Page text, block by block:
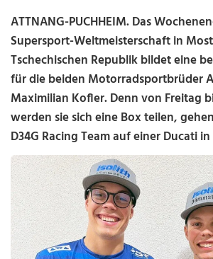
ATTNANG-PUCHHEIM. Das
Supersport-Weltmeisterschaft in
Tschechischen Republik bildet eine
für die beiden Motorradsportbrüder
Maximilian Kofler. Denn von Freitag
werden sie sich eine Box teilen,
D34G Racing Team auf einer Ducati